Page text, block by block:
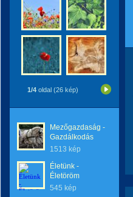
1/4 oldal (26 kép)
Mezőgazdaság -
Gazdálkodás
1513 kép
Életünk -
Életöröm
545 kép